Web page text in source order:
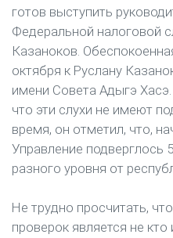
готов выступить
Федеральной налоговой
Казаноков.
октября к Руслану
имени Совета Адыгэ
что эти слухи не имеют
время, он отметил, что,
Управление подверглось
разного уровня от
Не трудно просчитать,
проверок является не кто